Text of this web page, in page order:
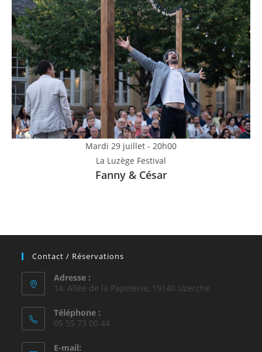
Mardi 29 juillet - 20h00
La Luzège Festival
Fanny & César
Contact / Réservations
Adresse :
14, Allée de la Papeterie, 19140 Uzerche
Téléphone :
05 55 73 00 44
E-mail: